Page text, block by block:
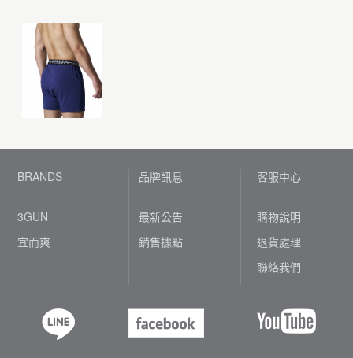
BRANDS
3GUN
宜而爽
品牌訊息
最新公告
銷售據點
客服中心
購物說明
退貨處理
聯絡我們